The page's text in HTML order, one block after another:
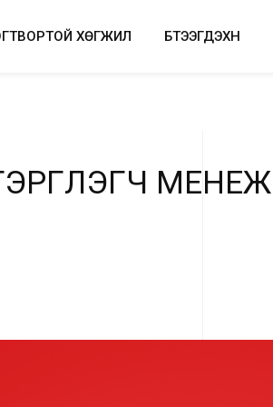
ХӨГЖИЛ БҮТЭЭГДЭХҮҮН
ЭРГЛЭГЧ МЕНЕЖ